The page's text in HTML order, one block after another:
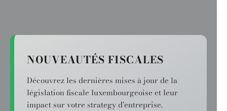
NOUVEAUTÉS FISCALES
Découvrez les dernières mises à jour de la
législation fiscale luxembourgeoise et leur
impact sur votre strategy d'entreprise.